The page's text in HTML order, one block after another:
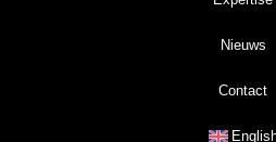
Nieuws
Contact